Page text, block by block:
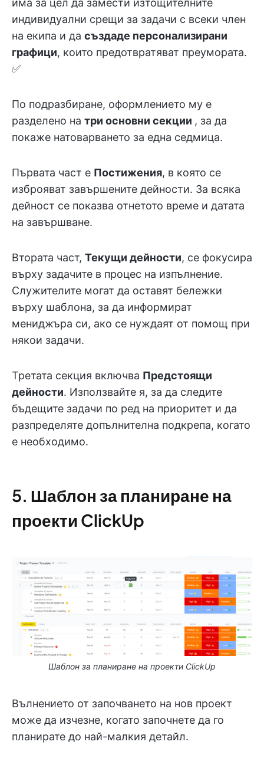
има за цел да замести изтощителните
индивидуални срещи за задачи с всеки член
на екипа и да създаде персонализирани
графици, които предотвратяват преумората.
✅
По подразбиране, оформлението му е
разделено на три основни секции , за да
покаже натоварването за една седмица.
Първата част е Постижения, в която се
изброяват завършените дейности. За всяка
дейност се показва отнетото време и датата
на завършване.
Втората част, Текущи дейности, се фокусира
върху задачите в процес на изпълнение.
Служителите могат да оставят бележки
върху шаблона, за да информират
мениджъра си, ако се нуждаят от помощ при
някои задачи.
Третата секция включва Предстоящи
дейности. Използвайте я, за да следите
бъдещите задачи по ред на приоритет и да
разпределяте допълнителна подкрепа, когато
е необходимо.
5. Шаблон за планиране на
проекти ClickUp
Шаблон за планиране на проекти ClickUp
Вълнението от започването на нов проект
може да изчезне, когато започнете да го
планирате до най-малкия детайл.